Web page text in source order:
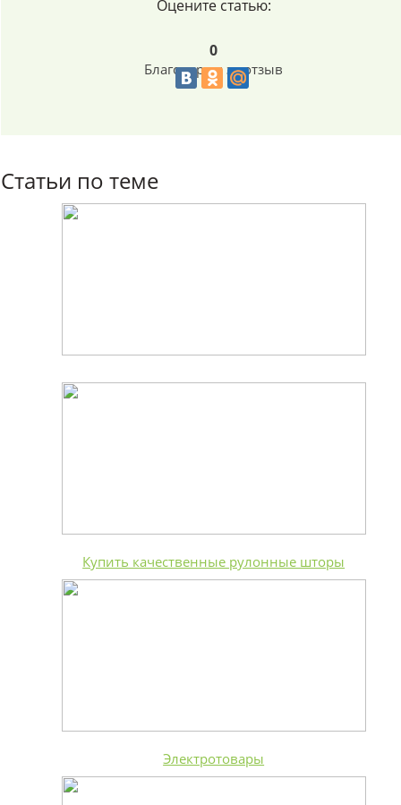
Оцените статью:
0
Благодарим за отзыв
Статьи по теме
Купить качественные рулонные шторы
Электротовары